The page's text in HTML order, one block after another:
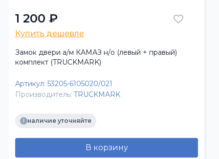
1 200 ₽
Купить дешевле
Замок двери а/м КАМАЗ н/о (левый + правый)
комплект (TRUCKMARK)
Артикул: 53205-6105020/021
Производитель: TRUCKMARK
наличие уточняйте
В корзину